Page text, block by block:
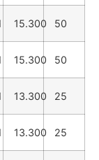
15.300 50
15.300 50
13.300 25
13.300 25